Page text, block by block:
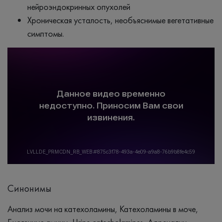
нейроэндокринных опухолей
Хроническая усталость, необъяснимые вегетативные
симптомы.
Синонимы
Анализ мочи на катехоламины, Катехоламины в моче,